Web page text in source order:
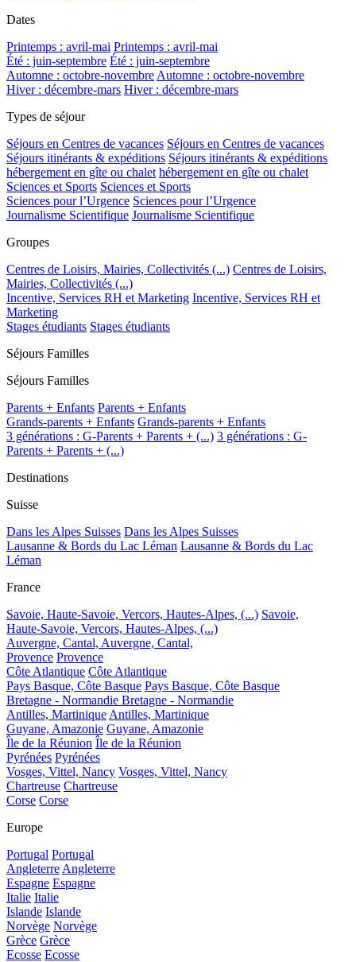
Dates
Printemps : avril-mai Printemps : avril-mai
Été : juin-septembre Été : juin-septembre
Automne : octobre-novembre Automne : octobre-novembre
Hiver : décembre-mars Hiver : décembre-mars
Types de séjour
Séjours en Centres de vacances Séjours en Centres de vacances
Séjours itinérants & expéditions Séjours itinérants & expéditions
hébergement en gîte ou chalet hébergement en gîte ou chalet
Sciences et Sports Sciences et Sports
Sciences pour l’Urgence Sciences pour l’Urgence
Journalisme Scientifique Journalisme Scientifique
Groupes
Centres de Loisirs, Mairies, Collectivités (...) Centres de Loisirs,
Mairies, Collectivités (...)
Incentive, Services RH et Marketing Incentive, Services RH et
Marketing
Stages étudiants Stages étudiants
Séjours Familles
Séjours Familles
Parents + Enfants Parents + Enfants
Grands-parents + Enfants Grands-parents + Enfants
3 générations : G-Parents + Parents + (...) 3 générations : G-
Parents + Parents + (...)
Destinations
Suisse
Dans les Alpes Suisses Dans les Alpes Suisses
Lausanne & Bords du Lac Léman Lausanne & Bords du Lac
Léman
France
Savoie, Haute-Savoie, Vercors, Hautes-Alpes, (...) Savoie,
Haute-Savoie, Vercors, Hautes-Alpes, (...)
Auvergne, Cantal, Auvergne, Cantal,
Provence Provence
Côte Atlantique Côte Atlantique
Pays Basque, Côte Basque Pays Basque, Côte Basque
Bretagne - Normandie Bretagne - Normandie
Antilles, Martinique Antilles, Martinique
Guyane, Amazonie Guyane, Amazonie
Île de la Réunion Île de la Réunion
Pyrénées Pyrénées
Vosges, Vittel, Nancy Vosges, Vittel, Nancy
Chartreuse Chartreuse
Corse Corse
Europe
Portugal Portugal
Angleterre Angleterre
Espagne Espagne
Italie Italie
Islande Islande
Norvège Norvège
Grèce Grèce
Ecosse Ecosse